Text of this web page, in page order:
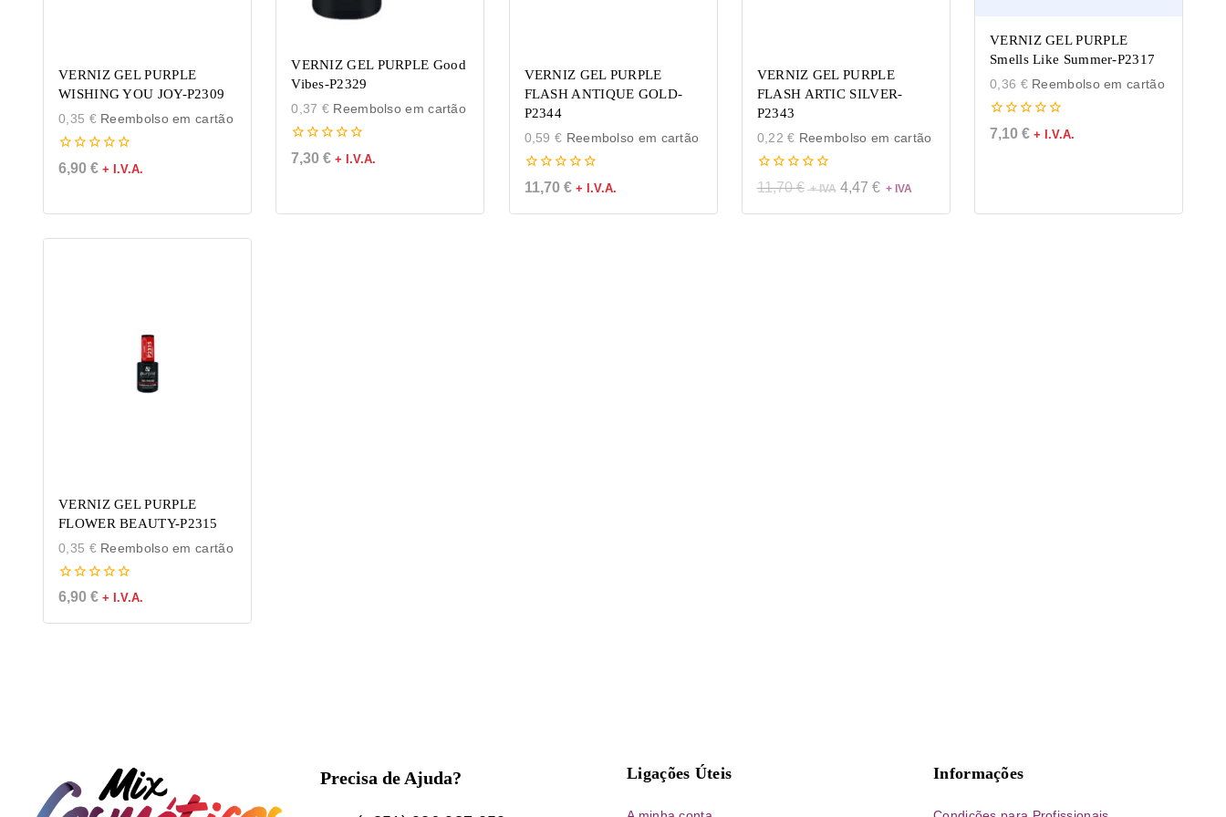
VERNIZ GEL PURPLE
WISHING YOU JOY-P2309
0,35 €Reembolso em cartão
0
de
6,90 € + I.V.A.
VERNIZ GEL PURPLE Good
Vibes-P2329
0,37 € Reembolso em cartão
0
de
7,30€ + I.V.A.
VERNIZ GEL PURPLE
FLASH ANTIQUE GOLD-
P2344
0,59 € Reembolso em cartão
0
de
11,70 € + I.V.A.
VERNIZ GEL PURPLE
FLASH ARTIC SILVER-
P2343
0,22€ Reembolso em cartão
0
de
11,70€ 4,47 €
VERNIZ GEL PURPLE
Smells Like Summer-P2317
0,36 €Reembolso em cartão
0
de
7,10 € + I.V.A.
VERNIZ GEL PURPLE
FLOWER BEAUTY-P2315
0,35 €Reembolso em cartão
0
de
5
6,90 € + I.V.A.
Precisa de Ajuda? Ligações Úteis Informações